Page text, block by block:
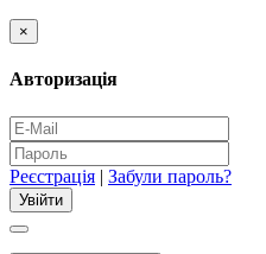
×
Авторизація
Реєстрація | Забули пароль?